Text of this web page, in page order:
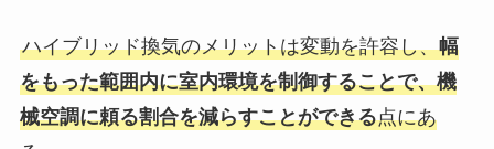
ハイブリッド換気のメリットは変動を許容し、幅
をもった範囲内に室内環境を制御することで、機
械空調に頼る割合を減らすことができる点にあ